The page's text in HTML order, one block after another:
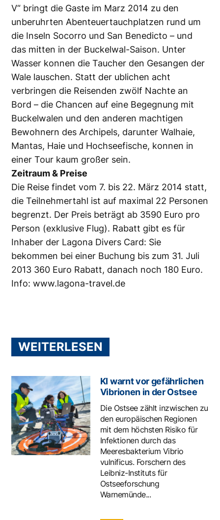
V“ bringt die Gaste im Marz 2014 zu den
unberuhrten Abenteuertauchplatzen rund um
die Inseln Socorro und San Benedicto – und
das mitten in der Buckelwal-Saison. Unter
Wasser konnen die Taucher den Gesangen der
Wale lauschen. Statt der ublichen acht
verbringen die Reisenden zwölf Nachte an
Bord – die Chancen auf eine Begegnung mit
Buckelwalen und den anderen machtigen
Bewohnern des Archipels, darunter Walhaie,
Mantas, Haie und Hochseefische, konnen in
einer Tour kaum großer sein.
Zeitraum & Preise
Die Reise findet vom 7. bis 22. März 2014 statt,
die Teilnehmertahl ist auf maximal 22 Personen
begrenzt. Der Preis beträgt ab 3590 Euro pro
Person (exklusive Flug). Rabatt gibt es für
Inhaber der Lagona Divers Card: Sie
bekommen bei einer Buchung bis zum 31. Juli
2013 360 Euro Rabatt, danach noch 180 Euro.
Info: www.lagona-travel.de
WEITERLESEN
KI warnt vor gefährlichen
Vibrionen in der Ostsee
Die Ostsee zählt inzwischen zu
den europäischen Regionen
mit dem höchsten Risiko für
Infektionen durch das
Meeresbakterium Vibrio
vulnificus. Forschern des
Leibniz-Instituts für
Ostseeforschung
Warnemünde...